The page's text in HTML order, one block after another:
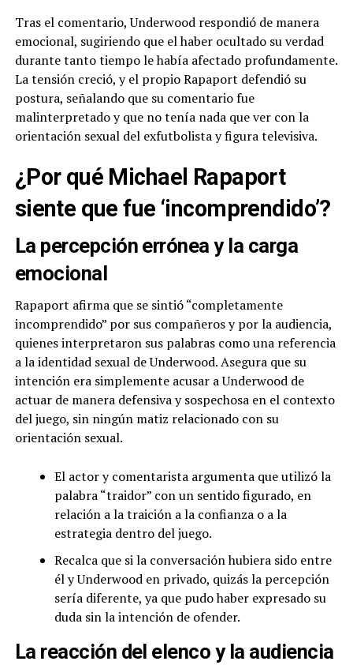
Tras el comentario, Underwood respondió de manera
emocional, sugiriendo que el haber ocultado su verdad
durante tanto tiempo le había afectado profundamente.
La tensión creció, y el propio Rapaport defendió su
postura, señalando que su comentario fue
malinterpretado y que no tenía nada que ver con la
orientación sexual del exfutbolista y figura televisiva.
¿Por qué Michael Rapaport
siente que fue ‘incomprendido’?
La percepción errónea y la carga
emocional
Rapaport afirma que se sintió “completamente
incomprendido” por sus compañeros y por la audiencia,
quienes interpretaron sus palabras como una referencia
a la identidad sexual de Underwood. Asegura que su
intención era simplemente acusar a Underwood de
actuar de manera defensiva y sospechosa en el contexto
del juego, sin ningún matiz relacionado con su
orientación sexual.
El actor y comentarista argumenta que utilizó la
palabra “traidor” con un sentido figurado, en
relación a la traición a la confianza o a la
estrategia dentro del juego.
Recalca que si la conversación hubiera sido entre
él y Underwood en privado, quizás la percepción
sería diferente, ya que pudo haber expresado su
duda sin la intención de ofender.
La reacción del elenco y la audiencia